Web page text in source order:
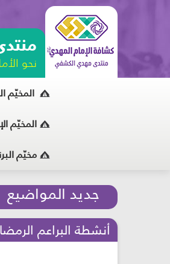
نحو
المخيّم
المخيّم
مخيّم
جديد المواضيع
أنشطة البراعم الرمضانيّة >> النشاط 6